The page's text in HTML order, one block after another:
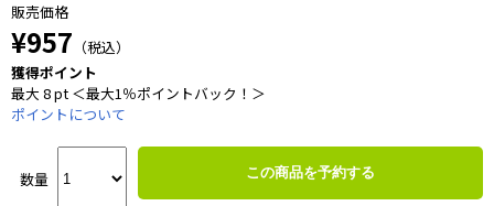
販売価格
¥957 （税込）
獲得ポイント
最大 8 pt ＜最大1％ポイントバック！＞
ポイントについて
数量 この商品を予約する